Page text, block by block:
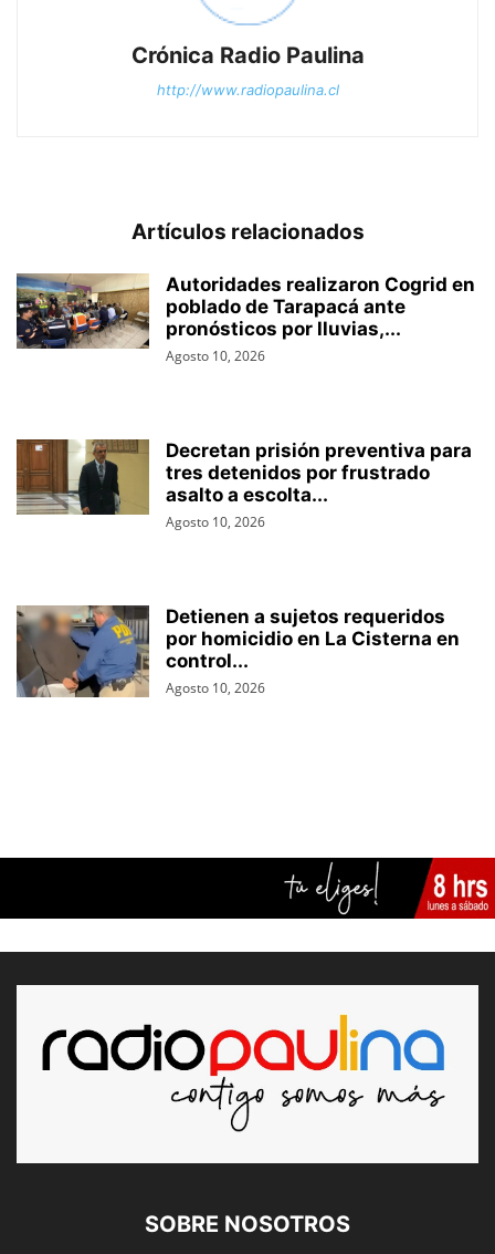
Crónica Radio Paulina
http://www.radiopaulina.cl
Artículos relacionados
Autoridades realizaron Cogrid en
poblado de Tarapacá ante
pronósticos por lluvias,...
Agosto 10, 2026
Decretan prisión preventiva para
tres detenidos por frustrado
asalto a escolta...
Agosto 10, 2026
Detienen a sujetos requeridos
por homicidio en La Cisterna en
control...
Agosto 10, 2026
SOBRE NOSOTROS